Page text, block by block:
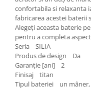
confortabila si relaxanta
fabricarea acestei
Alegeți aceasta baterie
pentru a completa
Seria SILIA
Produs de design Da
Garanție [ani] 2
Finisaj titan
Tipul bateriei un mâner,